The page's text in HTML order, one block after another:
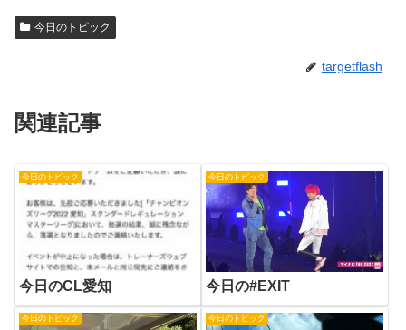
今日のトピック
targetflash
関連記事
今日のトピック
今日のCL愛知
今日のトピック
今日の#EXIT
今日のトピック 今日のトピック